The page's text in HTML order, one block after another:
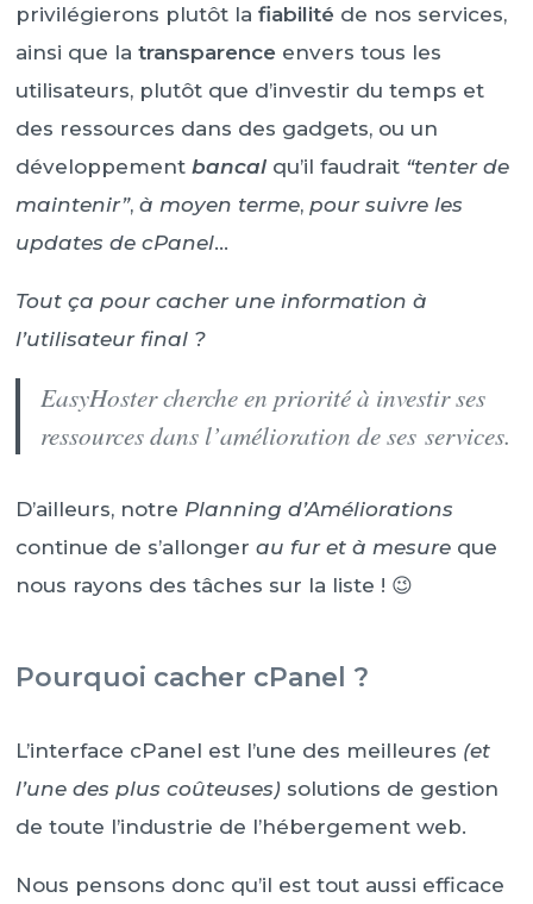
privilégierons plutôt la fiabilité de nos services,
ainsi que la transparence envers tous les
utilisateurs, plutôt que d’investir du temps et
des ressources dans des gadgets, ou un
développement bancal qu’il faudrait “tenter de
maintenir”, à moyen terme, pour suivre les
updates de cPanel…
Tout ça pour cacher une information à
l’utilisateur final ?
EasyHoster cherche en priorité à investir ses
ressources dans l’amélioration de ses services.
D’ailleurs, notre Planning d’Améliorations
continue de s’allonger au fur et à mesure que
nous rayons des tâches sur la liste ! 😉
Pourquoi cacher cPanel ?
L’interface cPanel est l’une des meilleures (et
l’une des plus coûteuses) solutions de gestion
de toute l’industrie de l’hébergement web.
Nous pensons donc qu’il est tout aussi efficace